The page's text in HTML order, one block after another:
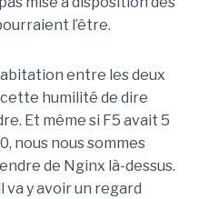
l’être.
entre les deux
humilité de dire
Et même si F5 avait 5
nous nous sommes
de Nginx là-dessus.
va y avoir un regard